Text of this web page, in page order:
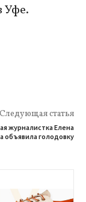
Уфе.
Следующая статья
журналистка Елена
объявила голодовку